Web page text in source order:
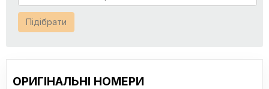
Підібрати
ОРИГІНАЛЬНІ НОМЕРИ